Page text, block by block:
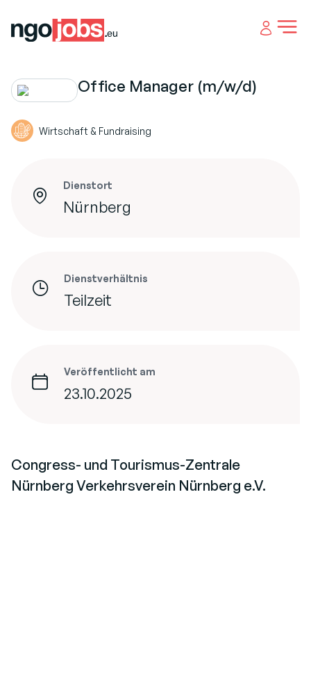
Open
Office Manager (m/w/d)
Wirtschaft & Fundraising
Dienstort
Nürnberg
Dienstverhältnis
Teilzeit
Veröffentlicht am
23.10.2025
Congress- und Tourismus-Zentrale
Nürnberg Verkehrsverein Nürnberg e.V.